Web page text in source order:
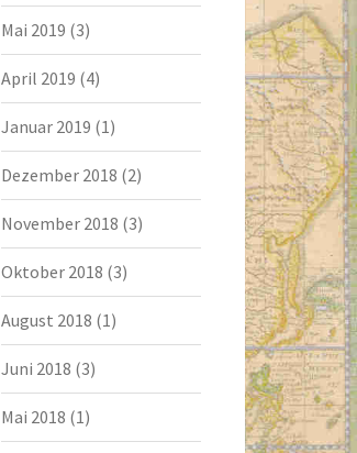
Mai 2019 (3)
April 2019 (4)
Januar 2019 (1)
Dezember 2018 (2)
November 2018 (3)
Oktober 2018 (3)
August 2018 (1)
Juni 2018 (3)
Mai 2018 (1)